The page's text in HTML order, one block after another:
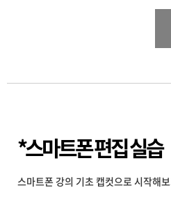
*스마트폰 편집 실습
스마트폰 강의 기초 캡컷으로 시작해